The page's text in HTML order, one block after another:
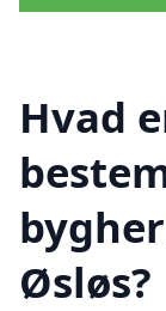
Hvad
Øsløs?